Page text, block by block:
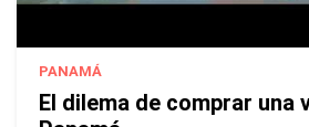
PANAMÁ
El dilema de comprar una